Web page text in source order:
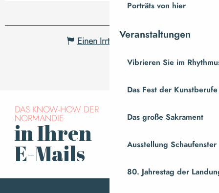
Porträts von hier
Veranstaltungen
Vibrieren Sie im
Das Fest der Kunstberufe
Das große Sakrament
Ausstellung
80. Jahrestag der
Einen Irrtum angeben
DAS KNOW-HOW DER
NORMANDIE
in Ihren
E-Mails